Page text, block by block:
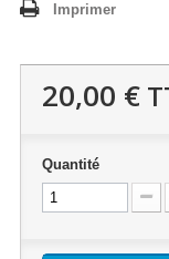
Imprimer
20,00 €
Quantité